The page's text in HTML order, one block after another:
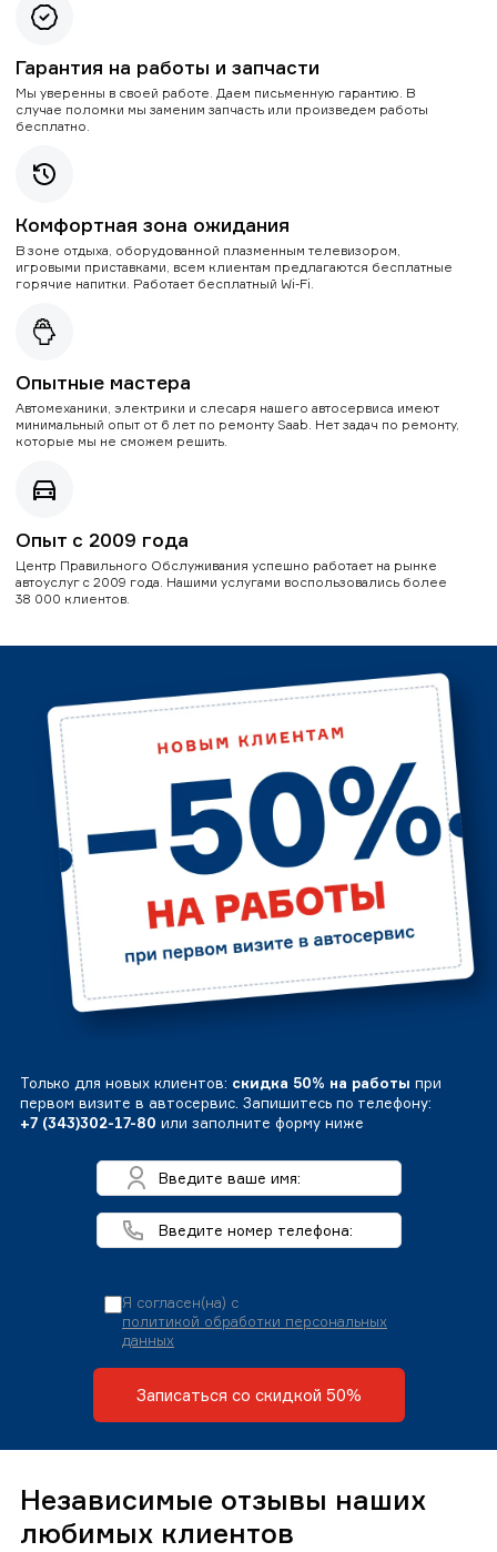
Гарантия на работы и запчасти
Мы уверенны в своей работе. Даем письменную гарантию. В
случае поломки мы заменим запчасть или произведем работы
бесплатно.
Комфортная зона ожидания
В зоне отдыха, оборудованной плазменным телевизором,
игровыми приставками, всем клиентам предлагаются бесплатные
горячие напитки. Работает бесплатный Wi-Fi.
Опытные мастера
Автомеханики, электрики и слесаря нашего автосервиса имеют
минимальный опыт от 6 лет по ремонту Saab. Нет задач по ремонту,
которые мы не сможем решить.
Опыт с 2009 года
Центр Правильного Обслуживания успешно работает на рынке
автоуслуг с 2009 года. Нашими услугами воспользовались более
38 000 клиентов.
Только для новых клиентов: скидка 50% на работы при
первом визите в автосервис. Запишитесь по телефону:
+7 (343)302-17-80 или заполните форму ниже
Я согласен(на) с
политикой обработки персональных
данных
Записаться со скидкой 50%
Независимые отзывы наших
любимых клиентов